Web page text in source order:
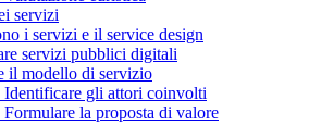
servizi
i servizi e il service design
servizi pubblici digitali
il modello di servizio
Identificare gli attori coinvolti
Formulare la proposta di valore